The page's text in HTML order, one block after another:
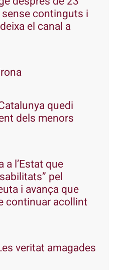
continguts i
el canal a
quedi
dels menors
l’Estat que
pel
i avança que
continuar acollint
veritat amagades